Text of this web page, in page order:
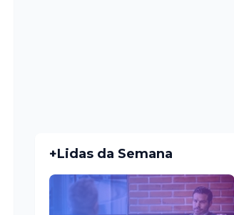
+Lidas da Semana